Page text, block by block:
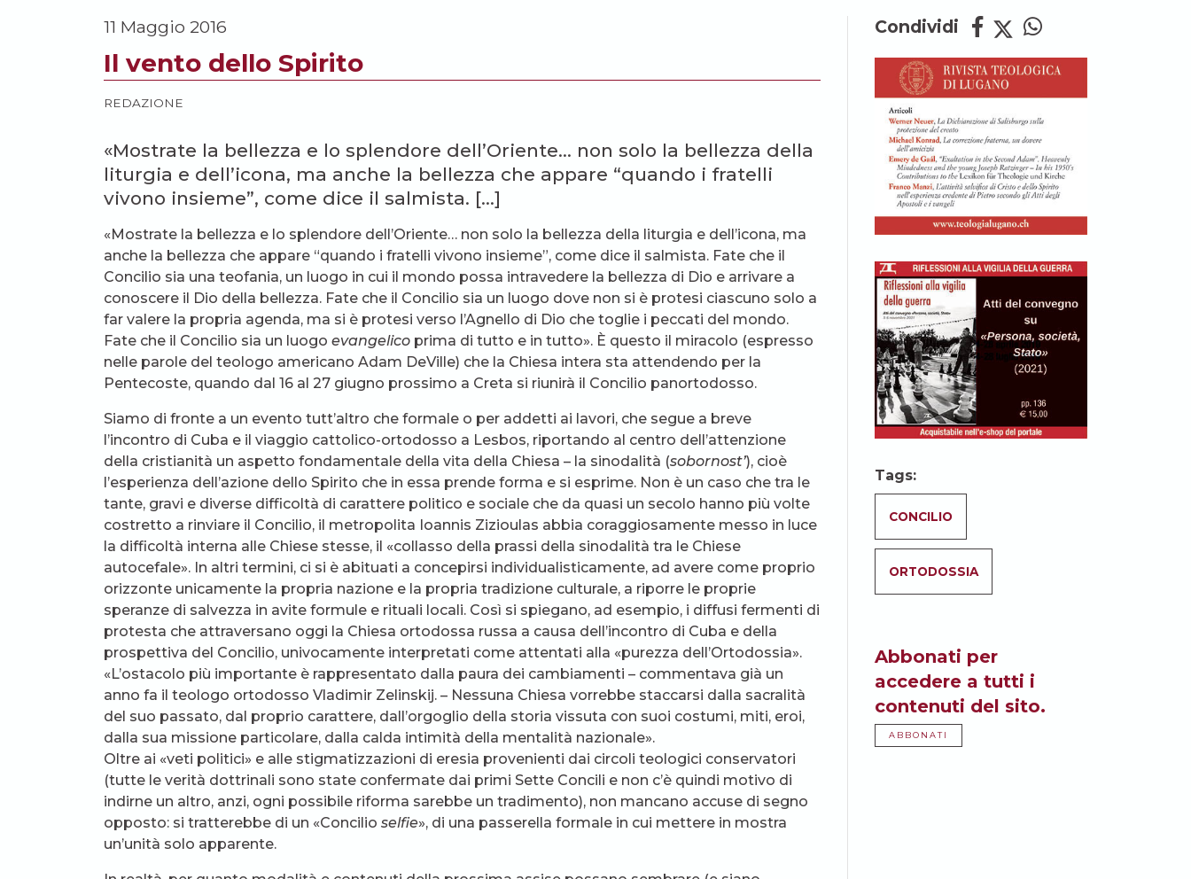
11 Maggio 2016
Il vento dello Spirito
REDAZIONE
«Mostrate la bellezza e lo splendore dell’Oriente… non solo la bellezza della
liturgia e dell’icona, ma anche la bellezza che appare “quando i fratelli
vivono insieme”, come dice il salmista. […]
«Mostrate la bellezza e lo splendore dell’Oriente… non solo la bellezza della liturgia e dell’icona, ma
anche la bellezza che appare “quando i fratelli vivono insieme”, come dice il salmista. Fate che il
Concilio sia una teofania, un luogo in cui il mondo possa intravedere la bellezza di Dio e arrivare a
conoscere il Dio della bellezza. Fate che il Concilio sia un luogo dove non si è protesi ciascuno solo a
far valere la propria agenda, ma si è protesi verso l’Agnello di Dio che toglie i peccati del mondo.
Fate che il Concilio sia un luogo evangelico prima di tutto e in tutto». È questo il miracolo (espresso
nelle parole del teologo americano Adam DeVille) che la Chiesa intera sta attendendo per la
Pentecoste, quando dal 16 al 27 giugno prossimo a Creta si riunirà il Concilio panortodosso.
Siamo di fronte a un evento tutt’altro che formale o per addetti ai lavori, che segue a breve
l’incontro di Cuba e il viaggio cattolico-ortodosso a Lesbos, riportando al centro dell’attenzione
della cristianità un aspetto fondamentale della vita della Chiesa – la sinodalità (sobornost’), cioè
l’esperienza dell’azione dello Spirito che in essa prende forma e si esprime. Non è un caso che tra le
tante, gravi e diverse difficoltà di carattere politico e sociale che da quasi un secolo hanno più volte
costretto a rinviare il Concilio, il metropolita Ioannis Zizioulas abbia coraggiosamente messo in luce
la difficoltà interna alle Chiese stesse, il «collasso della prassi della sinodalità tra le Chiese
autocefale». In altri termini, ci si è abituati a concepirsi individualisticamente, ad avere come proprio
orizzonte unicamente la propria nazione e la propria tradizione culturale, a riporre le proprie
speranze di salvezza in avite formule e rituali locali. Così si spiegano, ad esempio, i diffusi fermenti di
protesta che attraversano oggi la Chiesa ortodossa russa a causa dell’incontro di Cuba e della
prospettiva del Concilio, univocamente interpretati come attentati alla «purezza dell’Ortodossia».
«L’ostacolo più importante è rappresentato dalla paura dei cambiamenti – commentava già un
anno fa il teologo ortodosso Vladimir Zelinskij. – Nessuna Chiesa vorrebbe staccarsi dalla sacralità
del suo passato, dal proprio carattere, dall’orgoglio della storia vissuta con suoi costumi, miti, eroi,
dalla sua missione particolare, dalla calda intimità della mentalità nazionale».
Oltre ai «veti politici» e alle stigmatizzazioni di eresia provenienti dai circoli teologici conservatori
(tutte le verità dottrinali sono state confermate dai primi Sette Concili e non c’è quindi motivo di
indirne un altro, anzi, ogni possibile riforma sarebbe un tradimento), non mancano accuse di segno
opposto: si tratterebbe di un «Concilio selfie», di una passerella formale in cui mettere in mostra
un’unità solo apparente.
Condividi
Tags:
CONCILIO
ORTODOSSIA
Abbonati per
accedere a tutti i
contenuti del sito.
ABBONATI